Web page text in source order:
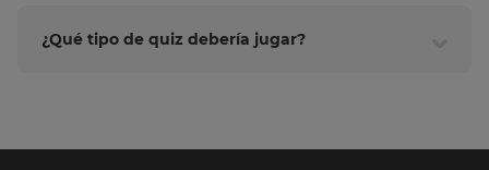
¿Qué tipo de quiz debería jugar?